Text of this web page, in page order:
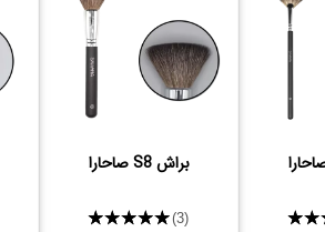
براش S8 صاحارا
★★★★★(3)